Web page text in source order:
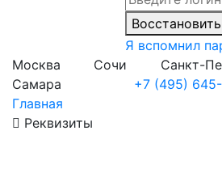
Восстановить
Я вспомнил
Москва
Сочи Санкт-
Самара
+7 (495)
Главная
Реквизиты